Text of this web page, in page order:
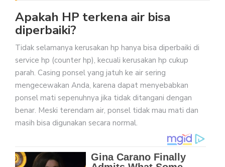
Apakah HP terkena air bisa
diperbaiki?
Tidak selamanya kerusakan hp hanya bisa diperbaiki di
service hp (counter hp), kecuali kerusakan hp cukup
parah. Casing ponsel yang jatuh ke air sering
mengecewakan Anda, karena dapat menyebabkan
ponsel mati sepenuhnya jika tidak ditangani dengan
benar. Meski terendam air, ponsel tidak mau mati dan
masih bisa digunakan secara normal.